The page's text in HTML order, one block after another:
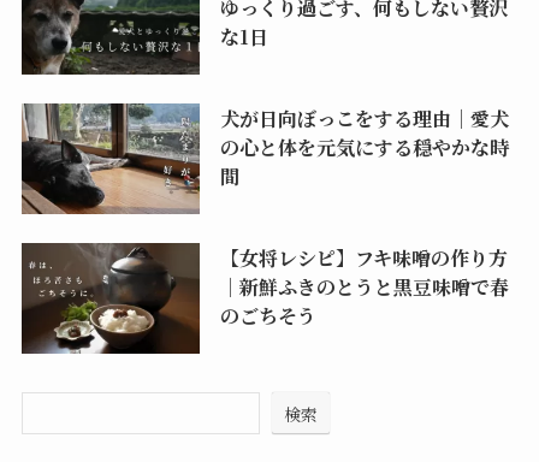
ゆっくり過ごす、何もしない贅沢
な1日
犬が日向ぼっこをする理由｜愛犬
の心と体を元気にする穏やかな時
間
【女将レシピ】フキ味噌の作り方
｜新鮮ふきのとうと黒豆味噌で春
のごちそう
検索